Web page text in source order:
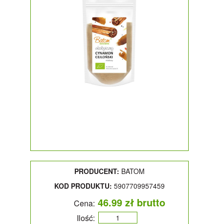
PRODUCENT: BATOM
KOD PRODUKTU: 5907709957459
Cena: 46.99 zł brutto
Ilość: